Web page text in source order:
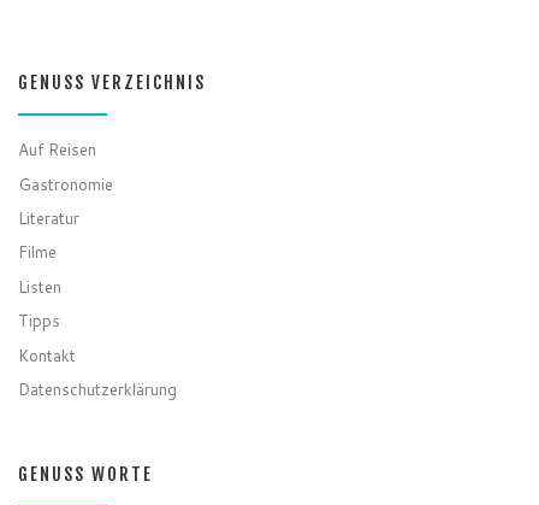
GENUSS VERZEICHNIS
Auf Reisen
Gastronomie
Literatur
Filme
Listen
Tipps
Kontakt
Datenschutzerklärung
GENUSS WORTE